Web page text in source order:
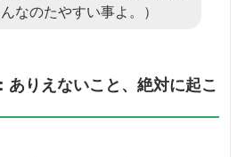
なのたやすい事よ。）
りえないこと、絶対に起こ